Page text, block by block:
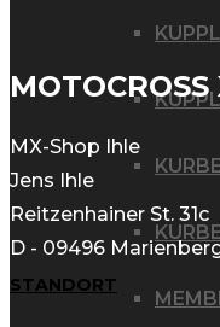
MOTOCROSS
MX-Shop Ihle
Jens Ihle
Reitzenhainer St. 31c
D - 09496
STANDORT